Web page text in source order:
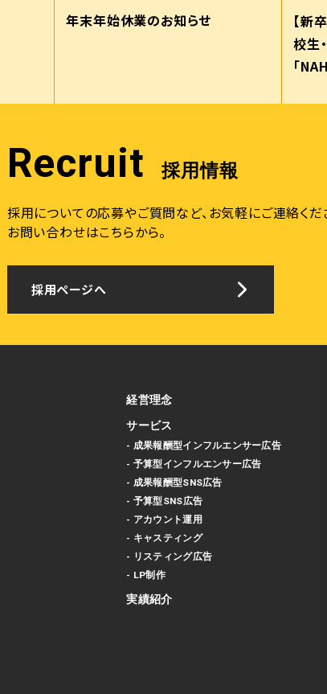
年末年始休業のお知らせ
【新
校生
「
Recruit 採用情報
採用についての応募やご質問など、お気軽にご連絡くだ
お問い合わせはこちらから。
採用ページへ
経営理念
サービス
- 成果報酬型インフルエンサー広告
- 予算型インフルエンサー広告
- 成果報酬型SNS広告
- 予算型SNS広告
- アカウント運用
- キャスティング
- リスティング広告
- LP制作
実績紹介